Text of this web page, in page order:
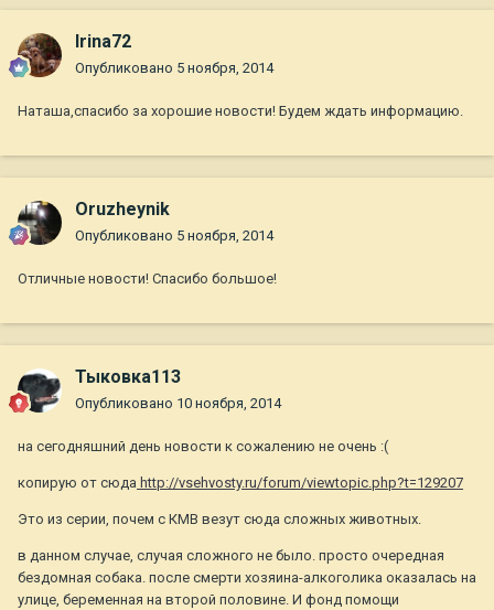
Irina72
Опубликовано 5 ноября, 2014
Наташа,спасибо за хорошие новости! Будем ждать информацию.
Oruzheynik
Опубликовано 5 ноября, 2014
Отличные новости! Спасибо большое!
Тыковка113
Опубликовано 10 ноября, 2014
на сегодняшний день новости к сожалению не очень :(
копирую от сюда http://vsehvosty.ru/forum/viewtopic.php?t=129207
Это из серии, почем с КМВ везут сюда сложных животных.
в данном случае, случая сложного не было. просто очередная
бездомная собака. после смерти хозяина-алкоголика оказалась на
улице, беременная на второй половине. И фонд помощи